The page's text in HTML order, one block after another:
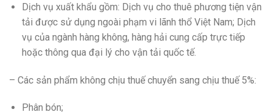
Dịch vụ xuất khẩu gồm: Dịch vụ cho thuê phương tiện vận
tải được sử dụng ngoài phạm vi lãnh thổ Việt Nam; Dịch
vụ của ngành hàng không, hàng hải cung cấp trực tiếp
hoặc thông qua đại lý cho vận tải quốc tế.
– Các sản phẩm không chịu thuế chuyển sang chịu thuế 5%:
Phân bón;